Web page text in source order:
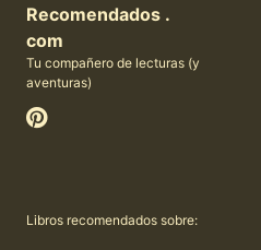
Recomendados .
com
Tu compañero de lecturas (y
aventuras)
Libros recomendados sobre: